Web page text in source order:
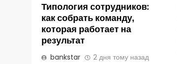
Типология сотрудников:
как собрать команду,
которая работает на
результат
bankstar 2 дня тому назад